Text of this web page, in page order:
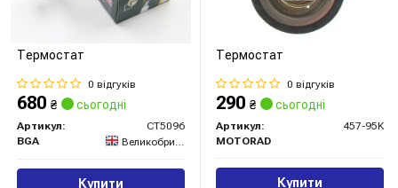
Термостат
0 відгуків
680 ₴ сьогодні
Артикул:
CT5096
BGA
Великобританія
Купити
Термостат
0 відгуків
290 ₴ сьогодні
Артикул:
457-95K
MOTORAD
Купити